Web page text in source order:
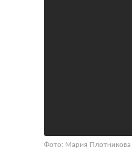
Фото: Мария Плотникова